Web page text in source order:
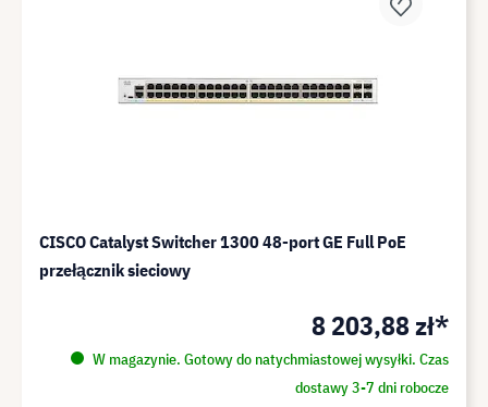
CISCO Catalyst Switcher 1300 48-port GE Full PoE
przełącznik sieciowy
8 203,88 zł*
W magazynie. Gotowy do natychmiastowej wysyłki. Czas
dostawy 3-7 dni robocze